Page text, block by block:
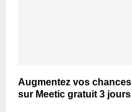
Augmentez vos
sur Meetic gratuit 3 jours